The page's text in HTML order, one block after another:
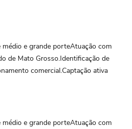
médio e grande porteAtuação com
de Mato Grosso.Identificação de
comercial.Captação ativa
médio e grande porteAtuação com